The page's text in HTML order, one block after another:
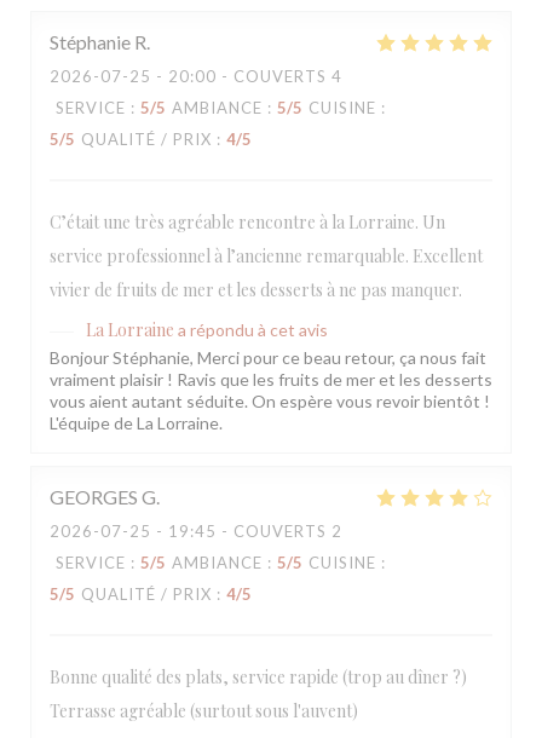
Stéphanie R
2026-07-25 - 20:00 - COUVERTS 4
SERVICE : 5/5 AMBIANCE : 5/5 CUISINE :
5/5 QUALITÉ / PRIX : 4/5
C’était une très agréable rencontre à la Lorraine. Un
service professionnel à l’ancienne remarquable. Excellent
vivier de fruits de mer et les desserts à ne pas manquer.
La Lorraine a répondu à cet avis
Bonjour Stéphanie, Merci pour ce beau retour, ça nous fait
vraiment plaisir ! Ravis que les fruits de mer et les desserts
vous aient autant séduite. On espère vous revoir bientôt !
L'équipe de La Lorraine.
GEORGES G
2026-07-25 - 19:45 - COUVERTS 2
SERVICE : 5/5 AMBIANCE : 5/5 CUISINE :
5/5 QUALITÉ / PRIX : 4/5
Bonne qualité des plats, service rapide (trop au dîner ?)
Terrasse agréable (surtout sous l'auvent)